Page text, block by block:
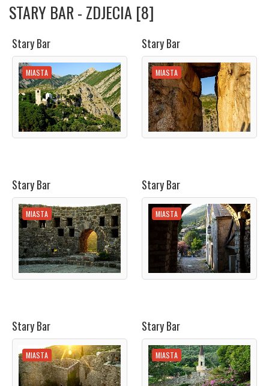
STARY BAR - ZDJECIA [8]
Stary Bar
MIASTA
Stary Bar
MIASTA
Stary Bar
MIASTA
Stary Bar
MIASTA
Stary Bar
MIASTA
Stary Bar
MIASTA